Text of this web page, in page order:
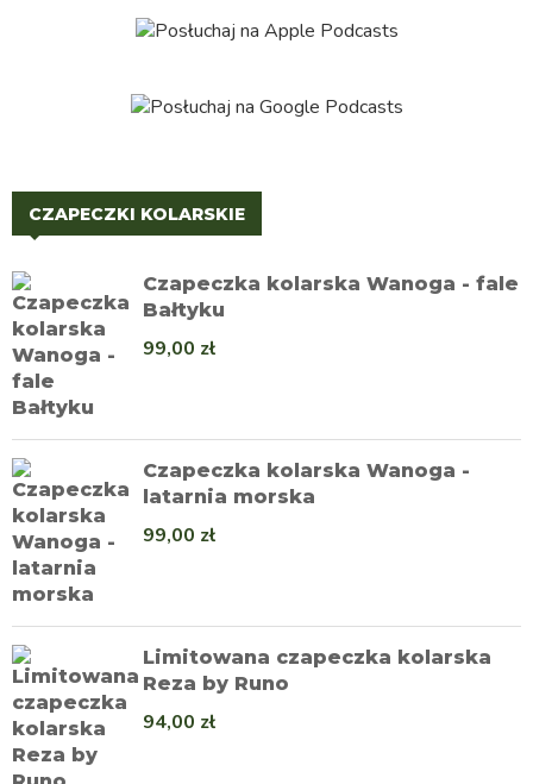
CZAPECZKI KOLARSKIE
Czapeczka kolarska Wanoga - fale
Bałtyku
99,00 zł
Czapeczka kolarska Wanoga -
latarnia morska
99,00 zł
Limitowana czapeczka kolarska
Reza by Runo
94,00 zł